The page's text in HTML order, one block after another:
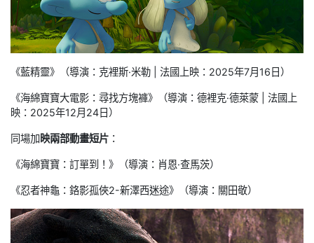
《藍精靈》（導演：克裡斯·米勒 | 法國上映：2025年7月16日）
《海綿寶寶大電影：尋找方塊褲》（導演：德裡克·德萊蒙 | 法國上
映：2025年12月24日）
同場加映兩部動畫短片 ：
《海綿寶寶：訂單到！》（導演：肖恩·查馬茨）
《忍者神龜：鉻影孤俠2-新澤西迷途》（導演：關田敬）